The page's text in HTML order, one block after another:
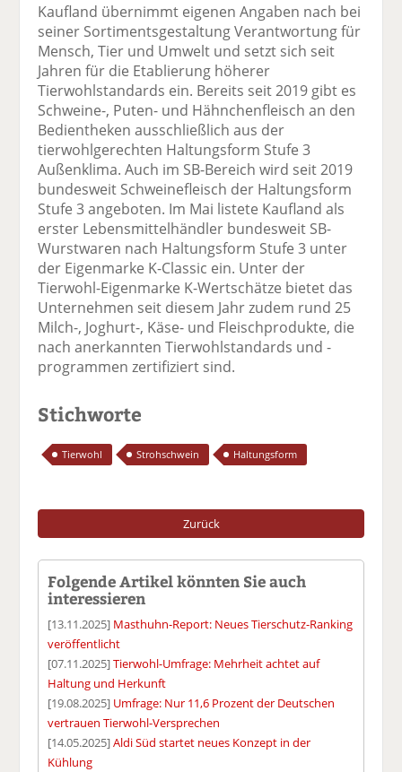
Kaufland übernimmt eigenen Angaben nach bei
seiner Sortimentsgestaltung Verantwortung für
Mensch, Tier und Umwelt und setzt sich seit
Jahren für die Etablierung höherer
Tierwohlstandards ein. Bereits seit 2019 gibt es
Schweine-, Puten- und Hähnchenfleisch an den
Bedientheken ausschließlich aus der
tierwohlgerechten Haltungsform Stufe 3
Außenklima. Auch im SB-Bereich wird seit 2019
bundesweit Schweinefleisch der Haltungsform
Stufe 3 angeboten. Im Mai listete Kaufland als
erster Lebensmittelhändler bundesweit SB-
Wurstwaren nach Haltungsform Stufe 3 unter
der Eigenmarke K-Classic ein. Unter der
Tierwohl-Eigenmarke K-Wertschätze bietet das
Unternehmen seit diesem Jahr zudem rund 25
Milch-, Joghurt-, Käse- und Fleischprodukte, die
nach anerkannten Tierwohlstandards und -
programmen zertifiziert sind.
Stichworte
Tierwohl Strohschwein Haltungsform
Zurück
Folgende Artikel könnten Sie auch
interessieren
[13.11.2025] Masthuhn-Report: Neues Tierschutz-Ranking
veröffentlicht
[07.11.2025]Tierwohl-Umfrage: Mehrheit achtet auf
Haltung und Herkunft
[19.08.2025] Umfrage: Nur 11,6 Prozent der Deutschen
vertrauen Tierwohl-Versprechen
[14.05.2025]Aldi Süd startet neues Konzept in der
Kühlung